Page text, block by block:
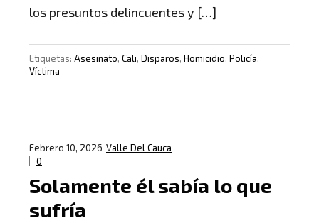
los presuntos delincuentes y […]
Etiquetas: Asesinato, Cali, Disparos, Homicidio, Policía,
Víctima
Valle Del Cauca
Febrero 10, 2026
0
Solamente él sabía lo que
sufría